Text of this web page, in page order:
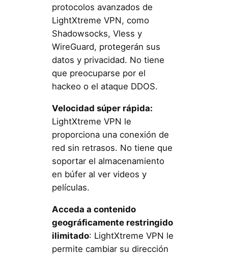
protocolos avanzados de
LightXtreme VPN, como
Shadowsocks, Vless y
WireGuard, protegerán sus
datos y privacidad. No tiene
que preocuparse por el
hackeo o el ataque DDOS.
Velocidad súper rápida:
LightXtreme VPN le
proporciona una conexión de
red sin retrasos. No tiene que
soportar el almacenamiento
en búfer al ver videos y
películas.
Acceda a contenido
geográficamente restringido
ilimitado: LightXtreme VPN le
permite cambiar su dirección